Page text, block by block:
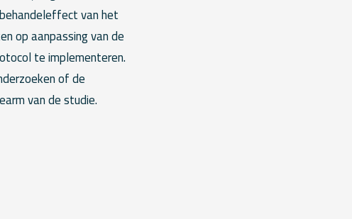
van het
op aanpassing van de
te implementeren.
of de
van de studie.